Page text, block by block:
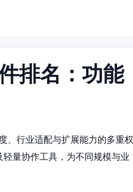
排名：功能
、行业适配与扩展能力的多重权
量协作工具，为不同规模与业